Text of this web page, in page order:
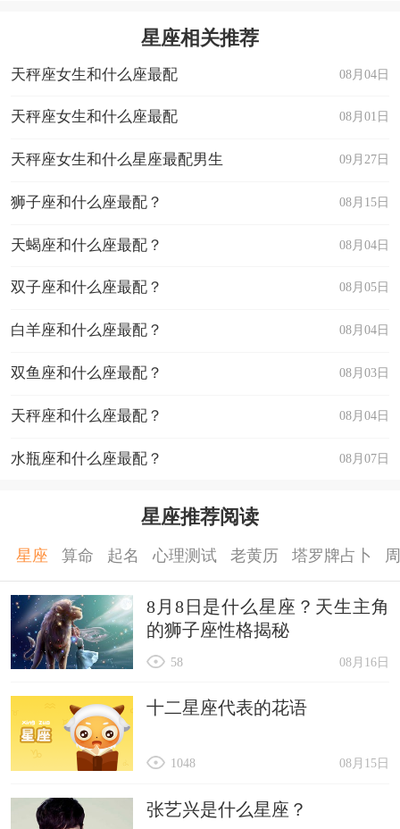
星座相关推荐
08月04日
天秤座女生和什么座最配
08月01日
天秤座女生和什么座最配
09月27日
天秤座女生和什么星座最配男生
08月15日
狮子座和什么座最配？
08月04日
天蝎座和什么座最配？
08月05日
双子座和什么座最配？
08月04日
白羊座和什么座最配？
08月03日
双鱼座和什么座最配？
08月04日
天秤座和什么座最配？
08月07日
水瓶座和什么座最配？
星座推荐阅读
星座 算命 起名 心理测试 老黄历 塔罗牌占卜
8月8日是什么星座？天生主角
的狮子座性格揭秘
08月16日
58
十二星座代表的花语
08月15日
1048
张艺兴是什么星座？